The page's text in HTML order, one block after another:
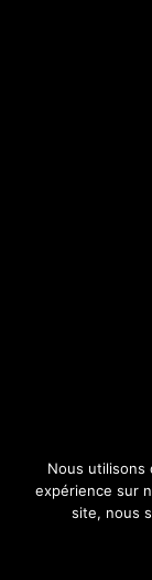
Nous utilisons
expérience sur
site, nous